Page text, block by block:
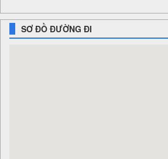
SƠ ĐỒ ĐƯỜNG ĐI